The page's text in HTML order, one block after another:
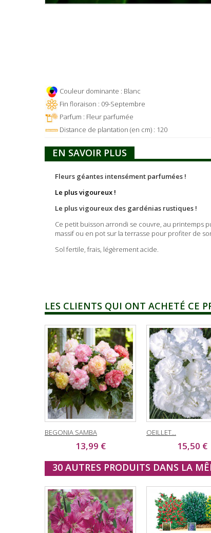
Couleur dominante : Blanc
Fin floraison : 09-Septembre
Parfum : Fleur parfumée
Distance de plantation (en cm) : 120
EN SAVOIR PLUS
Fleurs géantes intensément parfumées !
Le plus vigoureux !
Le plus vigoureux des gardénias rustiques !
Ce petit buisson arrondi se couvre, au printemps
massif ou en pot sur la terrasse pour profiter de
Sol fertile, frais, légèrement acide.
LES CLIENTS QUI ONT ACHETÉ CE
BEGONIA SAMBA
13,99 €
OEILLET...
15,50 €
30 AUTRES PRODUITS DANS LA